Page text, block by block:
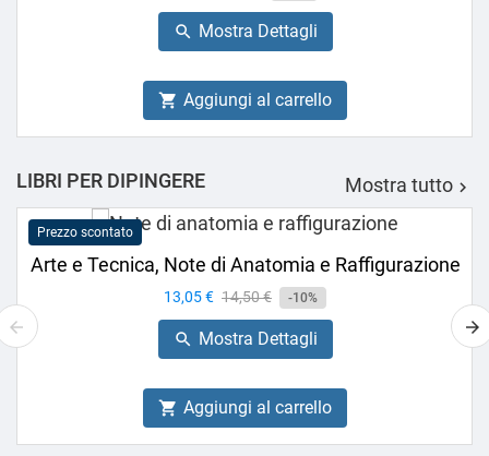
base
 Mostra Dettagli
 Aggiungi al carrello
LIBRI PER DIPINGERE Mostra tutto 
Prezzo scontato
Arte e Tecnica, Note di Anatomia e Raffigurazione
Prezzo
13,05 € Prezzo
base
14,50 € -10%
 Mostra Dettagli
 Aggiungi al carrello